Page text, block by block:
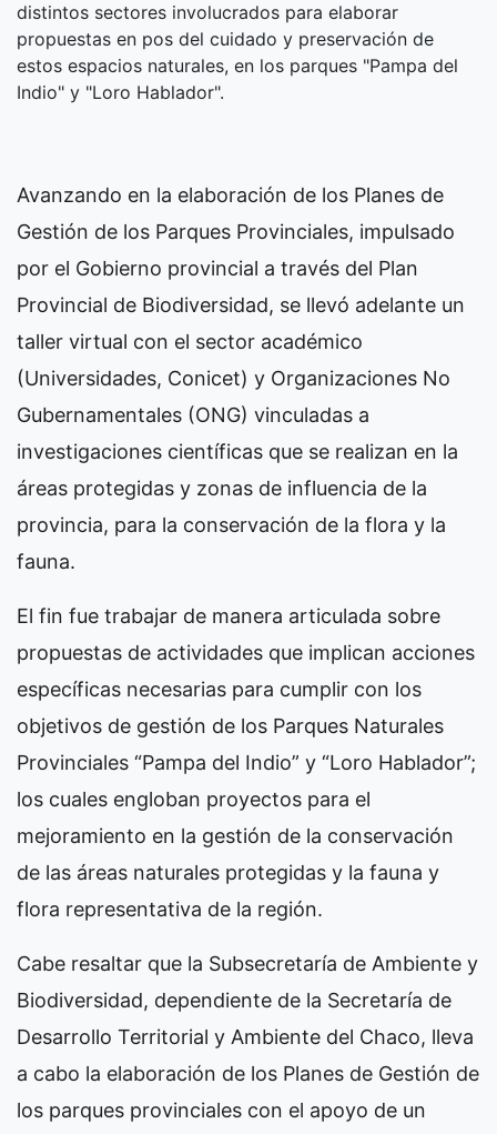
distintos sectores involucrados para elaborar
propuestas en pos del cuidado y preservación de
estos espacios naturales, en los parques "Pampa del
Indio" y "Loro Hablador".
Avanzando en la elaboración de los Planes de
Gestión de los Parques Provinciales, impulsado
por el Gobierno provincial a través del Plan
Provincial de Biodiversidad, se llevó adelante un
taller virtual con el sector académico
(Universidades, Conicet) y Organizaciones No
Gubernamentales (ONG) vinculadas a
investigaciones científicas que se realizan en la
áreas protegidas y zonas de influencia de la
provincia, para la conservación de la flora y la
fauna.
El fin fue trabajar de manera articulada sobre
propuestas de actividades que implican acciones
específicas necesarias para cumplir con los
objetivos de gestión de los Parques Naturales
Provinciales “Pampa del Indio” y “Loro Hablador”;
los cuales engloban proyectos para el
mejoramiento en la gestión de la conservación
de las áreas naturales protegidas y la fauna y
flora representativa de la región.
Cabe resaltar que la Subsecretaría de Ambiente y
Biodiversidad, dependiente de la Secretaría de
Desarrollo Territorial y Ambiente del Chaco, lleva
a cabo la elaboración de los Planes de Gestión de
los parques provinciales con el apoyo de un